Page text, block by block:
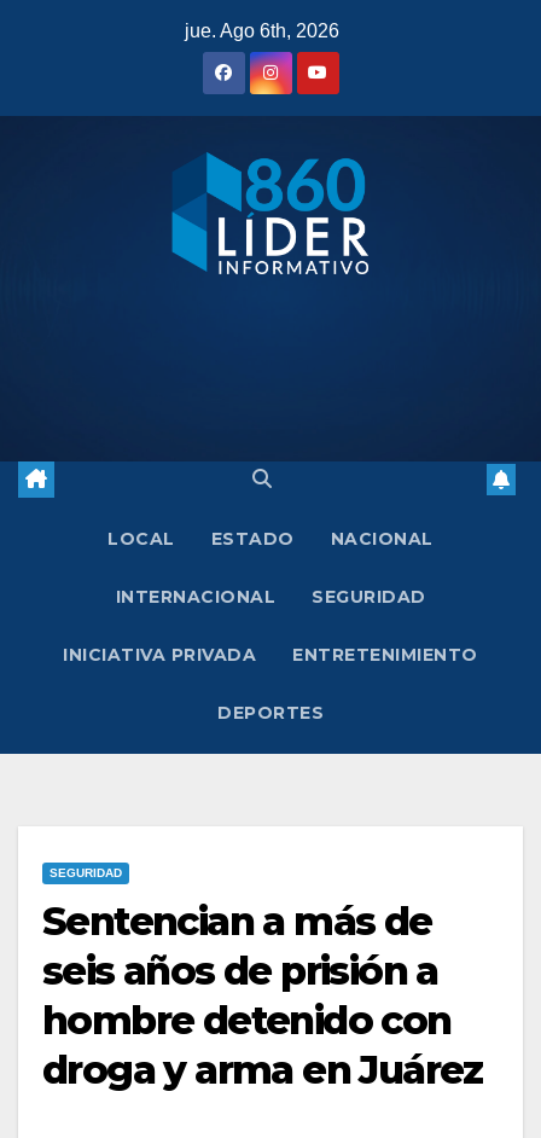
jue. Ago 6th, 2026
LOCAL ESTADO NACIONAL
INTERNACIONAL SEGURIDAD
INICIATIVA PRIVADA ENTRETENIMIENTO
DEPORTES
SEGURIDAD
Sentencian a más de
seis años de prisión a
hombre detenido con
droga y arma en Juárez